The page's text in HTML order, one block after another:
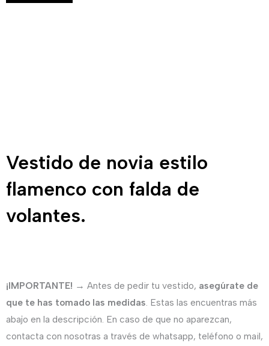
Vestido de novia estilo
flamenco con falda de
volantes.
¡IMPORTANTE! → Antes de pedir tu vestido, asegúrate de
que te has tomado las medidas. Estas las encuentras más
abajo en la descripción. En caso de que no aparezcan,
contacta con nosotras a través de whatsapp, teléfono o mail,